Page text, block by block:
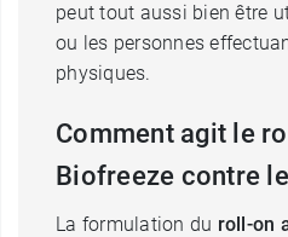
peut tout aussi bien être
ou les personnes
physiques.
Comment agit le
Biofreeze contre
La formulation du roll-on